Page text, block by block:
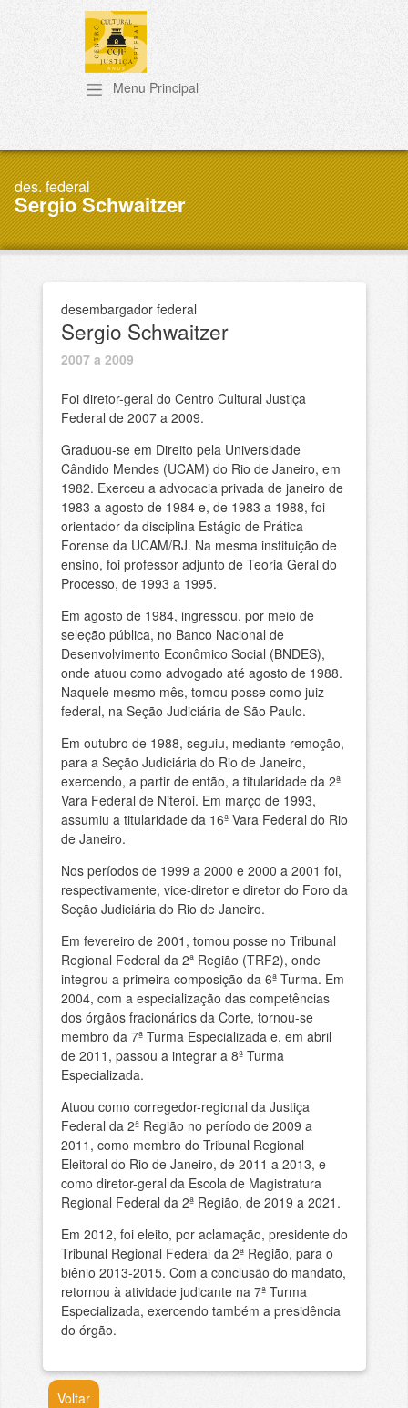
Pular para o conteúdo principal
Sergio Schwaitzer
desembargador federal
Sergio Schwaitzer
2007 a 2009
Foi diretor-geral do Centro Cultural Justiça
Federal de 2007 a 2009.
Graduou-se em Direito pela Universidade
Cândido Mendes (UCAM) do Rio de Janeiro, em
1982. Exerceu a advocacia privada de janeiro de
1983 a agosto de 1984 e, de 1983 a 1988, foi
orientador da disciplina Estágio de Prática
Forense da UCAM/RJ. Na mesma instituição de
ensino, foi professor adjunto de Teoria Geral do
Processo, de 1993 a 1995.
Em agosto de 1984, ingressou, por meio de
seleção pública, no Banco Nacional de
Desenvolvimento Econômico Social (BNDES),
onde atuou como advogado até agosto de 1988.
Naquele mesmo mês, tomou posse como juiz
federal, na Seção Judiciária de São Paulo.
Em outubro de 1988, seguiu, mediante remoção,
para a Seção Judiciária do Rio de Janeiro,
exercendo, a partir de então, a titularidade da 2ª
Vara Federal de Niterói. Em março de 1993,
assumiu a titularidade da 16ª Vara Federal do Rio
de Janeiro.
Nos períodos de 1999 a 2000 e 2000 a 2001 foi,
respectivamente, vice-diretor e diretor do Foro da
Seção Judiciária do Rio de Janeiro.
Em fevereiro de 2001, tomou posse no Tribunal
Regional Federal da 2ª Região (TRF2), onde
integrou a primeira composição da 6ª Turma. Em
2004, com a especialização das competências
dos órgãos fracionários da Corte, tornou-se
membro da 7ª Turma Especializada e, em abril
de 2011, passou a integrar a 8ª Turma
Especializada.
Atuou como corregedor-regional da Justiça
Federal da 2ª Região no período de 2009 a
2011, como membro do Tribunal Regional
Eleitoral do Rio de Janeiro, de 2011 a 2013, e
como diretor-geral da Escola de Magistratura
Regional Federal da 2ª Região, de 2019 a 2021.
Em 2012, foi eleito, por aclamação, presidente do
Tribunal Regional Federal da 2ª Região, para o
biênio 2013-2015. Com a conclusão do mandato,
retornou à atividade judicante na 7ª Turma
Especializada, exercendo também a presidência
do órgão.
Voltar